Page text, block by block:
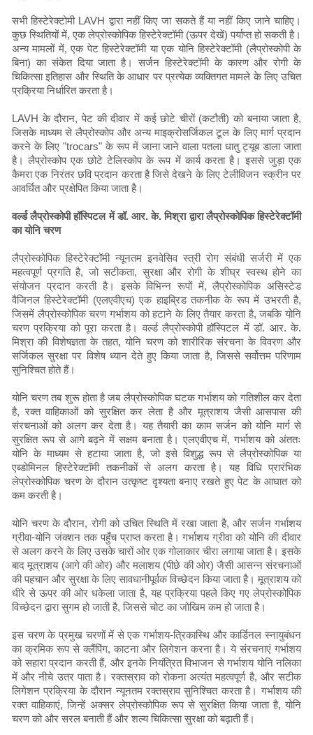
सभी हिस्टेरेक्टोमी LAVH द्वारा नहीं किए जा सकते हैं या नहीं किए जाने चाहिए।
कुछ स्थितियों में, एक लेप्रोस्कोपिक हिस्टेरेक्टॉमी (ऊपर देखें) पर्याप्त हो सकती है।
अन्य मामलों में, एक पेट हिस्टेरेक्टॉमी या एक योनि हिस्टेरेक्टॉमी (लैप्रोस्कोपी के
बिना) का संकेत दिया जाता है। सर्जन हिस्टेरेक्टॉमी के कारण और रोगी के
चिकित्सा इतिहास और स्थिति के आधार पर प्रत्येक व्यक्तिगत मामले के लिए उचित
प्रक्रिया निर्धारित करता है।
LAVH के दौरान, पेट की दीवार में कई छोटे चीरों (कटौती) को बनाया जाता है,
जिसके माध्यम से लैप्रोस्कोप और अन्य माइक्रोसर्जिकल टूल के लिए मार्ग प्रदान
करने के लिए "trocars" के रूप में जाना जाने वाला पतला धातु ट्यूब डाला जाता
है। लैप्रोस्कोप एक छोटे टेलिस्कोप के रूप में कार्य करता है। इससे जुड़ा एक
कैमरा एक निरंतर छवि प्रदान करता है जिसे देखने के लिए टेलीविजन स्क्रीन पर
आवर्धित और प्रक्षेपित किया जाता है।
वर्ल्ड लैप्रोस्कोपी हॉस्पिटल में डॉ. आर. के. मिश्रा द्वारा लैप्रोस्कोपिक हिस्टेरेक्टॉमी
का योनि चरण
लैप्रोस्कोपिक हिस्टेरेक्टॉमी न्यूनतम इनवेसिव स्त्री रोग संबंधी सर्जरी में एक
महत्वपूर्ण प्रगति है, जो सटीकता, सुरक्षा और रोगी के शीघ्र स्वस्थ होने का
संयोजन प्रदान करती है। इसके विभिन्न रूपों में, लैप्रोस्कोपिक असिस्टेड
वैजिनल हिस्टेरेक्टॉमी (एलएवीएच) एक हाइब्रिड तकनीक के रूप में उभरती है,
जिसमें लैप्रोस्कोपिक चरण गर्भाशय को हटाने के लिए तैयार करता है, जबकि योनि
चरण प्रक्रिया को पूरा करता है। वर्ल्ड लैप्रोस्कोपी हॉस्पिटल में डॉ. आर. के.
मिश्रा की विशेषज्ञता के तहत, योनि चरण को शारीरिक संरचना के विवरण और
सर्जिकल सुरक्षा पर विशेष ध्यान देते हुए किया जाता है, जिससे सर्वोत्तम परिणाम
सुनिश्चित होते हैं।
योनि चरण तब शुरू होता है जब लैप्रोस्कोपिक घटक गर्भाशय को गतिशील कर देता
है, रक्त वाहिकाओं को सुरक्षित कर लेता है और मूत्राशय जैसी आसपास की
संरचनाओं को अलग कर देता है। यह तैयारी का काम सर्जन को योनि मार्ग से
सुरक्षित रूप से आगे बढ़ने में सक्षम बनाता है। एलएवीएच में, गर्भाशय को अंततः
योनि के माध्यम से हटाया जाता है, जो इसे विशुद्ध रूप से लैप्रोस्कोपिक या
एब्डोमिनल हिस्टेरेक्टॉमी तकनीकों से अलग करता है। यह विधि प्रारंभिक
लेप्रोस्कोपिक चरण के दौरान उत्कृष्ट दृश्यता बनाए रखते हुए पेट के आघात को
कम करती है।
योनि चरण के दौरान, रोगी को उचित स्थिति में रखा जाता है, और सर्जन गर्भाशय
ग्रीवा-योनि जंक्शन तक पहुँच प्राप्त करता है। गर्भाशय ग्रीवा को योनि की दीवार
से अलग करने के लिए उसके चारों ओर एक गोलाकार चीरा लगाया जाता है। इसके
बाद मूत्राशय (आगे की ओर) और मलाशय (पीछे की ओर) जैसी आसन्न संरचनाओं
की पहचान और सुरक्षा के लिए सावधानीपूर्वक विच्छेदन किया जाता है। मूत्राशय को
धीरे से ऊपर की ओर धकेला जाता है, यह प्रक्रिया पहले किए गए लेप्रोस्कोपिक
विच्छेदन द्वारा सुगम हो जाती है, जिससे चोट का जोखिम कम हो जाता है।
इस चरण के प्रमुख चरणों में से एक गर्भाशय-त्रिकास्थि और कार्डिनल स्नायुबंधन
का क्रमिक रूप से क्लैंपिंग, काटना और लिगेशन करना है। ये संरचनाएं गर्भाशय
को सहारा प्रदान करती हैं, और इनके नियंत्रित विभाजन से गर्भाशय योनि नलिका
में और नीचे उतर पाता है। रक्तस्राव को रोकना अत्यंत महत्वपूर्ण है, और सटीक
लिगेशन प्रक्रिया के दौरान न्यूनतम रक्तस्राव सुनिश्चित करता है। गर्भाशय की
रक्त वाहिकाएं, जिन्हें अक्सर लेप्रोस्कोपिक रूप से सुरक्षित किया जाता है, योनि
चरण को और सरल बनाती हैं और शल्य चिकित्सा सुरक्षा को बढ़ाती हैं।